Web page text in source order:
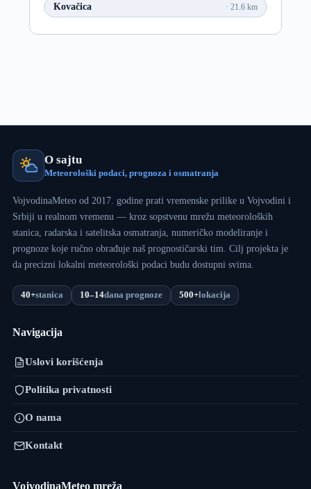
Kovačica 21.6 km
O sajtu
Meteorološki podaci, prognoza i osmatranja
VojvodinaMeteo od 2017. godine prati vremenske prilike u Vojvodini i
Srbiji u realnom vremenu — kroz sopstvenu mrežu meteoroloških
stanica, radarska i satelitska osmatranja, numeričko modeliranje i
prognoze koje ručno obrađuje naš prognostičarski tim. Cilj projekta je
da precizni lokalni meteorološki podaci budu dostupni svima.
40+stanica 10–14dana prognoze 500+lokacija
Navigacija
Uslovi korišćenja
Politika privatnosti
O nama
Kontakt
VojvodinaMeteo mreža